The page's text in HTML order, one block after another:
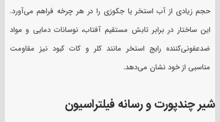
حجم زیادی از آب استخر یا جکوزی را در هر چرخه فراهم می‌آورد.
این ساختار در برابر تابش مستقیم آفتاب، نوسانات دمایی و مواد
ضدعفونی‌کننده رایج استخر مانند کلر و کات کبود نیز مقاومت
مناسبی از خود نشان می‌دهد.
شیر چندپورت و رسانه فیلتراسیون